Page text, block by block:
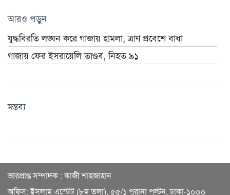
আরও পড়ুন
যুদ্ধবিরতি লঙ্ঘন করে গাজায় হামলা, ত্রাণ প্রবেশে বাধা
গাজায় ফের ইসরায়েলি তাণ্ডব, নিহত ৯১
মন্তব্য
ভারপ্রাপ্ত সম্পাদক : কাজী শাহজাহান
অফিস: ইসলাম এস্টেট (৮ম তলা), ৫৫/১ পুরানা পল্টন, ঢাকা-১০০০